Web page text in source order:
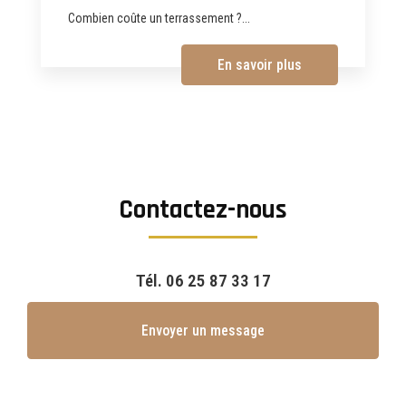
Combien coûte un terrassement ?...
En savoir plus
Contactez-nous
Tél. 06 25 87 33 17
Envoyer un message